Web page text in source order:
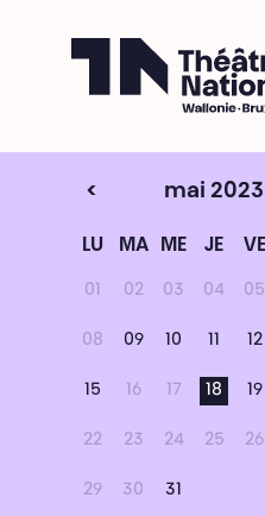
< mai 2023
LU MA ME JE VE
01 02 03 04 05
08 09 10 11 12
15 16 17 18 19
22 23 24 25 26
29 30 31